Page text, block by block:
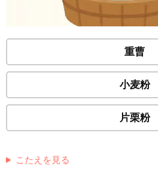
重曹
小麦粉
片栗粉
こたえを見る